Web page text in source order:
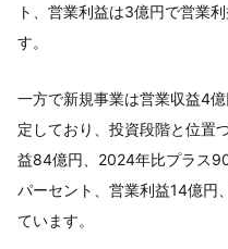
ト、営業利益は3億円で営業
す。
一方で新規事業は営業収益4
定しており、投資段階と位置
益84億円、2024年比プラス
パーセント、営業利益14億円
ています。